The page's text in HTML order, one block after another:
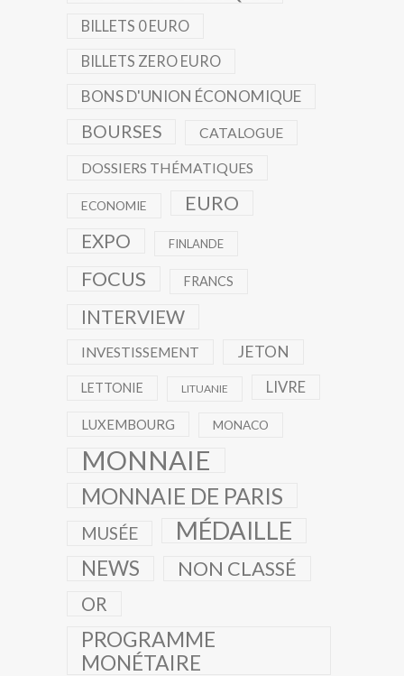
BILLETS 0 EURO
BILLETS ZERO EURO
BONS D'UNION ÉCONOMIQUE
BOURSES CATALOGUE
DOSSIERS THÉMATIQUES
ECONOMIE EURO
EXPO FINLANDE
FOCUS FRANCS
INTERVIEW
INVESTISSEMENT JETON
LETTONIE LITUANIE LIVRE
LUXEMBOURG MONACO
MONNAIE
MONNAIE DE PARIS
MUSÉE MÉDAILLE
NEWS NON CLASSÉ
OR
PROGRAMME
MONÉTAIRE